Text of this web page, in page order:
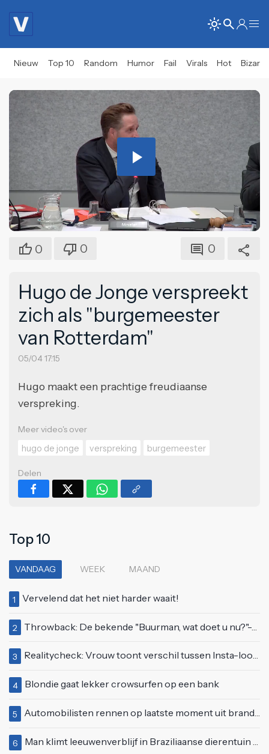
Nieuw Top 10 Random Humor Fail Virals Hot Bizar
Play
Video
0 0 0
Hugo de Jonge verspreekt
zich als "burgemeester
van Rotterdam"
05/04 17:15
Hugo maakt een prachtige freudiaanse
verspreking.
Meer video's over
hugo de jonge
verspreking burgemeester
Delen
Top 10
VANDAAG WEEK MAAND
1 Vervelend dat het niet harder waait!
2 Throwback: De bekende "Buurman, wat doet u nu?"-scène uit Flodder met Tatjana Šimić
3 Realitycheck: Vrouw toont verschil tussen Insta-look en realiteit
4 Blondie gaat lekker crowsurfen op een bank
5 Automobilisten rennen op laatste moment uit brandende auto op de A58
6 Man klimt leeuwenverblijf in Braziliaanse dierentuin en overleeft het niet